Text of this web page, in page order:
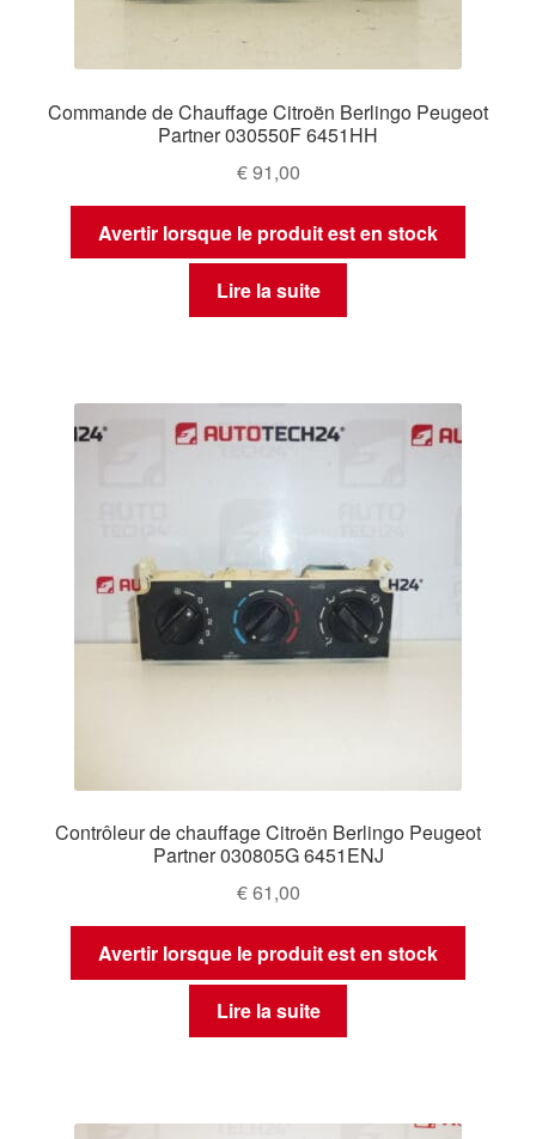
Commande de Chauffage Citroën Berlingo Peugeot
Partner 030550F 6451HH
€91,00
Avertir lorsque le produit est en stock
Lire la suite
Contrôleur de chauffage Citroën Berlingo Peugeot
Partner 030805G 6451ENJ
€61,00
Avertir lorsque le produit est en stock
Lire la suite